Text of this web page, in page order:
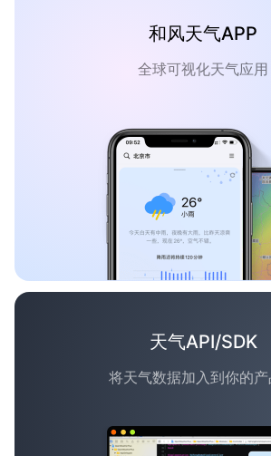
和风天气APP
全球可视化天气应用
天气API/SDK
将天气数据加入到你的产